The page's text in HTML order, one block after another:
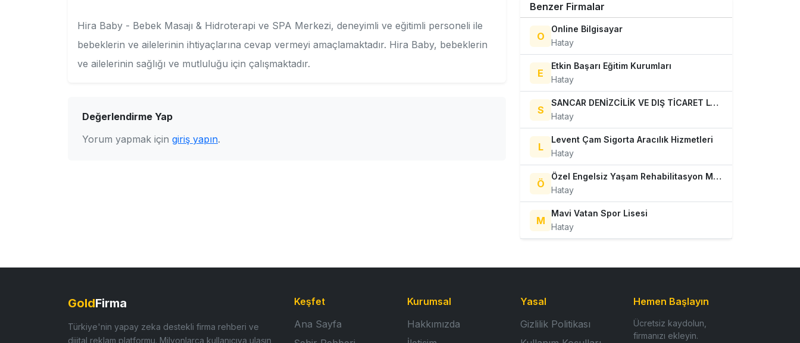
Hira Baby - Bebek Masajı & Hidroterapi ve SPA Merkezi, deneyimli ve eğitimli personeli ile
bebeklerin ve ailelerinin ihtiyaçlarına cevap vermeyi amaçlamaktadır. Hira Baby, bebeklerin
ve ailelerinin sağlığı ve mutluluğu için çalışmaktadır.
Değerlendirme Yap
Yorum yapmak için giriş yapın.
Benzer Firmalar
O
Online Bilgisayar
Hatay
E
Etkin Başarı Eğitim Kurumları
Hatay
S
SANCAR DENİZCİLİK VE DIŞ TİCARET LTD. ŞTİ.
Hatay
L
Levent Çam Sigorta Aracılık Hizmetleri
Hatay
Ö
Özel Engelsiz Yaşam Rehabilitasyon Merkezi
Hatay
M
Mavi Vatan Spor Lisesi
Hatay
GoldFirma
Türkiye'nin yapay zeka destekli firma rehberi ve
dijital reklam platformu. Milyonlarca kullanıcıya ulaşın,
Keşfet
Ana Sayfa
Kurumsal
Hakkımızda
Yasal
Gizlilik Politikası
Hemen Başlayın
Ücretsiz kaydolun,
firmanızı ekleyin.